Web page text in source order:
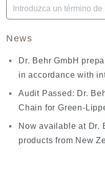
Cuando hay resultados
News
Dr. Behr GmbH
in accordance with
Audit Passed: Dr.
Chain for Green-
Now available at Dr.
products from New